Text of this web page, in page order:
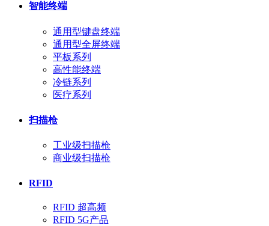
智能终端
通用型键盘终端
通用型全屏终端
平板系列
高性能终端
冷链系列
医疗系列
扫描枪
工业级扫描枪
商业级扫描枪
RFID
RFID 超高频
RFID 5G产品